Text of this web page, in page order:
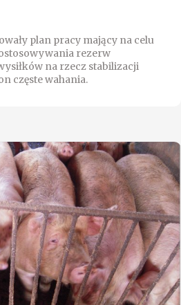
plan pracy mający na celu
rezerw
na rzecz stabilizacji
częste wahania.